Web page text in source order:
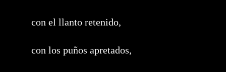
con el llanto retenido,
con los puños apretados,